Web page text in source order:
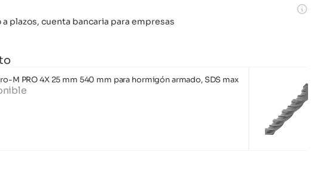
plazos, cuenta bancaria para empresas
M PRO 4X 25 mm 540 mm para hormigón armado, SDS max